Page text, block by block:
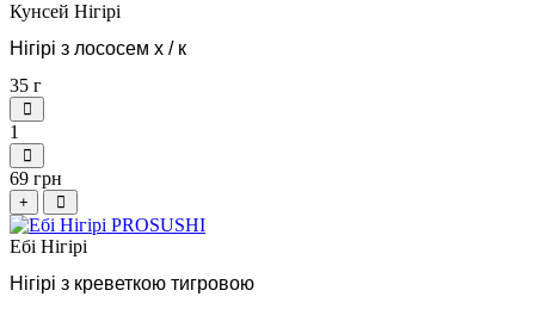
Кунсей Нігірі
Нігірі з лососем х / к
35 г
1
69 грн
+
Ебі Нігірі
Нігірі з креветкою тигровою